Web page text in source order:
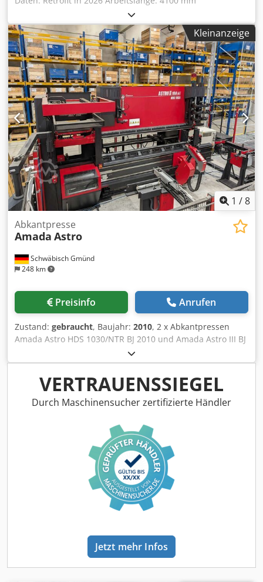
Ständerweite: 3700 mm Presskraft: 220 to CNC-Steuerung:
CD2000 (neu) Farb-Bildschirmgröße: 14“ gesteuerte
Achsen: Y1/Y2; X; R mot. verstellbarer Hinteranschlag
Ausladung: 300 mm Hub: 200 mm autom. Bombierung
Motorleistung: 20 kW Abmessungen (Länge x Breite x
Höhe): ca. 4800 x 2300 x 2900 mm Gewicht: ca. 17,5-
Tonnen Zubehör: Cjdpfsznl U Tex Abtjrf segmentierte
AMADA-Werkzeuge neu seitliche Schutzvorrichtugen
Zustand: die Maschine ist insgesamt in sehr gutem
Zustand nur ca. 7.500 Betriebsstunden Der Verkäufer
haftet nicht für Schreib oder Datenübermittlungsfehler.
Die Maschine ist in Optik, Technik und Verschleiß dem
Alter entsprechend; gebrauchte Maschinen werden ohne
jegliche Gewährleistung verkauft.
Kleinanzeige
1 /8
Schwäbisch Gmünd
248 km
Abkantpresse
Amada Astro
Preisinfo Anrufen
Zustand: gebraucht, Baujahr: 2010, 2 x Abkantpressen
Amada Astro HDS 1030/NTR BJ 2010 und Amada Astro III BJ
VERTRAUENSSIEGEL
Durch Maschinensucher zertifizierte Händler
Jetzt mehr Infos